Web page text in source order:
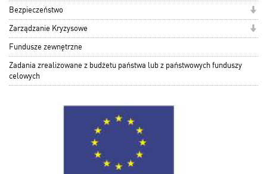
Bezpieczeństwo
Zarządzanie Kryzysowe
Fundusze zewnętrzne
Zadania zrealizowane z budżetu państwa lub z państwowych funduszy
celowych